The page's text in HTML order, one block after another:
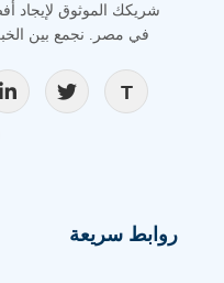
شريكك الموثوق لإيجاد
في مصر. نجمع بين
روابط سريعة